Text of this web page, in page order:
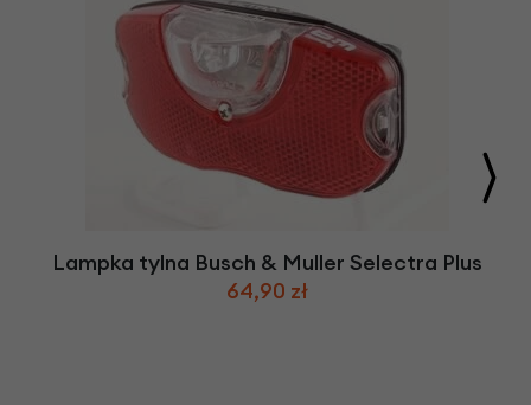
Lampka tylna Busch & Muller Selectra Plus
64,90 zł